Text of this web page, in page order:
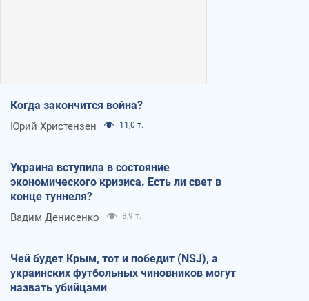
Когда закончится война?
Юрий Христензен 11,0 т.
Украина вступила в состояние
экономического кризиса. Есть ли свет в
конце туннеля?
Вадим Денисенко 8,9 т.
Чей будет Крым, тот и победит (NSJ), а
украинских футбольных чиновников могут
назвать убийцами